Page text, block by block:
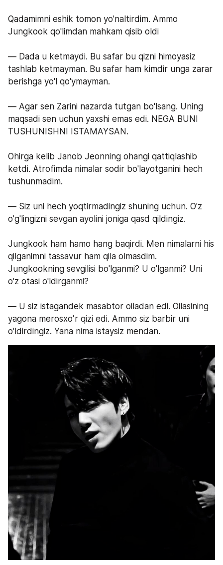
Qadamimni eshik tomon yo'naltirdim. Ammo
Jungkook qo'limdan mahkam qisib oldi
— Dada u ketmaydi. Bu safar bu qizni himoyasiz
tashlab ketmayman. Bu safar ham kimdir unga zarar
berishga yo'l qo'ymayman.
— Agar sen Zarini nazarda tutgan bo'lsang. Uning
maqsadi sen uchun yaxshi emas edi. NEGA BUNI
TUSHUNISHNI ISTAMAYSAN.
Ohirga kelib Janob Jeonning ohangi qattiqlashib
ketdi. Atrofimda nimalar sodir bo'layotganini hech
tushunmadim.
— Siz uni hech yoqtirmadingiz shuning uchun. O'z
o'g'lingizni sevgan ayolini joniga qasd qildingiz.
Jungkook ham hamo hang baqirdi. Men nimalarni his
qilganimni tassavur ham qila olmasdim.
Jungkookning sevgilisi bo'lganmi? U o'lganmi? Uni
o'z otasi o'ldirganmi?
— U siz istagandek masabtor oiladan edi. Oilasining
yagona merosxoʻr qizi edi. Ammo siz barbir uni
o'ldirdingiz. Yana nima istaysiz mendan.